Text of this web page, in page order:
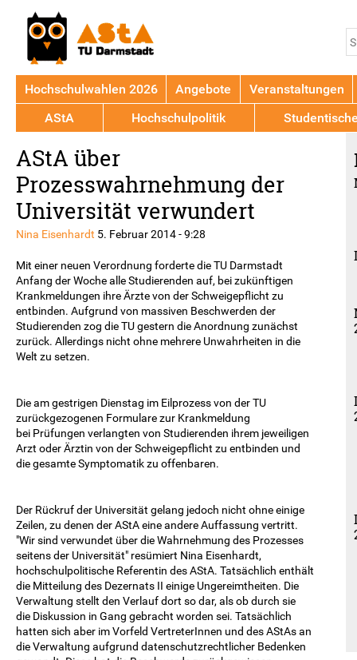
to
top
AStA über
Prozesswahrnehmung der
Universität verwundert
Nina Eisenhardt 5. Februar 2014 - 9:28
Mit einer neuen Verordnung fordertedieTU Darmstadt
Anfang derWochealleStudierenden auf, bei zukünftigen
Krankmeldungen ihreÄrztevon derSchweigepflicht zu
entbinden. Aufgrund von massiven Beschwerden der
Studierenden zog dieTUgestern dieAnordnung zunächst
zurück. Allerdings nicht ohne mehrere Unwahrheiten in die
Welt zu setzen.
Die am gestrigen Dienstag im Eilprozess von der TU
zurückgezogenen Formulare zur Krankmeldung
bei Prüfungen verlangten von Studierenden ihrem jeweiligen
Arzt oder Ärztin von der Schweigepflicht zu entbinden und
die gesamte Symptomatik zu offenbaren.
Der Rückruf der Universität gelang jedoch nicht ohne einige
Zeilen, zu denen der AStA eine andere Auffassung vertritt.
"Wir sind verwundet über die Wahrnehmung des Prozesses
seitens der Universität" resümiert Nina Eisenhardt,
hochschulpolitische Referentin des AStA. Tatsächlich enthält
die Mitteilung des Dezernats II einige Ungereimtheiten. Die
Verwaltung stellt den Verlauf dort so dar, als ob durch sie
die Diskussion in Gang gebracht worden sei. Tatsächlich
hatten sich aber im Vorfeld VertreterInnen und des AStAs an
die Verwaltung aufgrund datenschutzrechtlicher Bedenken
Hochschulwahlen 2026 Angebote
Veranstaltungen
AStA
Hochschulpolitik